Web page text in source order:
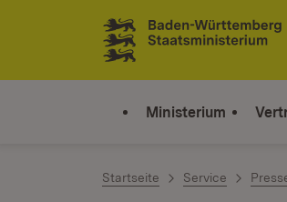
Zum Inhalt springen
Link zur Startseite
Ministerium
Startseite Service